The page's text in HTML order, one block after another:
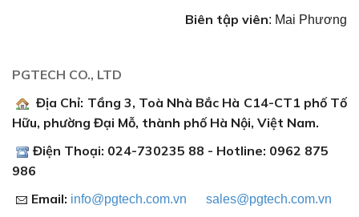
Biên tập viên: Mai Phương
PGTECH CO., LTD
Địa Chỉ: Tầng 3, Toà Nhà Bắc Hà C14-CT1 phố Tố
Hữu, phường Đại Mỗ, thành phố Hà Nội, Việt Nam.
Điện Thoại: 024-730235 88 - Hotline: 0962 875
986
Email: info@pgtech.com.vn sales@pgtech.com.vn